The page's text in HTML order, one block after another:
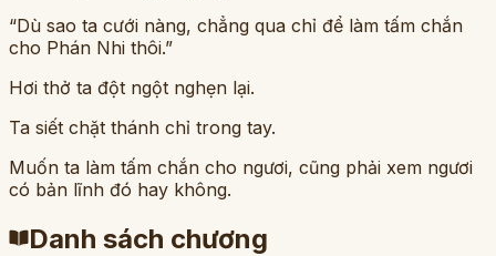
“Dù sao ta cưới nàng, chẳng qua chỉ để làm tấm chắn
cho Phán Nhi thôi.”
Hơi thở ta đột ngột nghẹn lại.
Ta siết chặt thánh chỉ trong tay.
Muốn ta làm tấm chắn cho ngươi, cũng phải xem ngươi
có bản lĩnh đó hay không.
Danh sách chương